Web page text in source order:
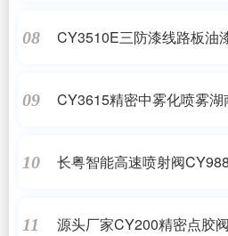
08
CY3510E三防漆线路板油
09
CY3615精密中雾化喷雾湖
10
长粤智能高速喷射阀
11
源头厂家CY200精密点胶